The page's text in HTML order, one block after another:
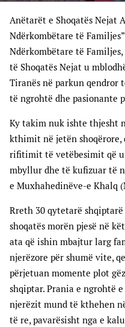
Anëtarët e Shoqatës Nejat
Ndërkombëtare të
Ndërkombëtare të
të Shoqatës Nejat u
Tiranës në parkun
të ngrohtë dhe pasionante
Ky takim nuk ishte thjesht
kthimit në jetën
rifitimit të vetëbesimit që u
mbyllur dhe të kufizuar të
e Muxhahedinëve-e Khalq
Rreth 30 qytetarë
shoqatës morën pjesë në
ata që ishin mbajtur larg
njerëzore për shumë vite,
përjetuan momente plot
shqiptar. Prania e ngrohtë
njerëzit mund të kthehen
të re, pavarësisht nga e